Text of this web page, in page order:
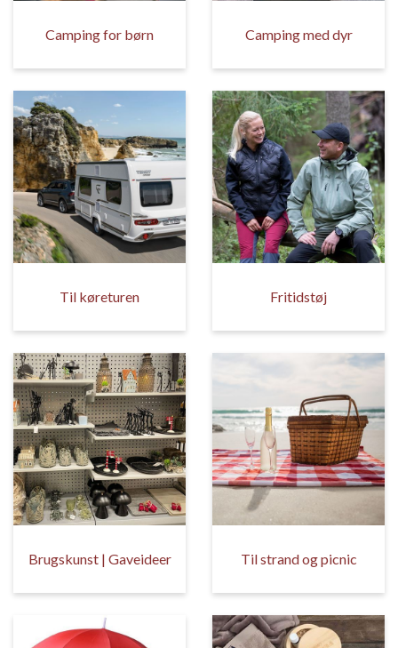
Camping for børn Camping med dyr
Til køreturen Fritidstøj
Brugskunst | Gaveideer Til strand og picnic